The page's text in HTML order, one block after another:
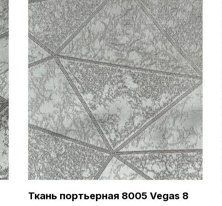
Ткань портьерная 8005 Vegas 8